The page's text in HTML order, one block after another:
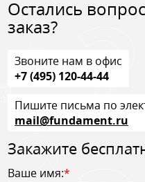
Остались
заказ?
Звоните нам в офис
+7 (495) 120-44-44
Пишите письма по
mail@fundament.ru
Закажите
Ваше имя:*